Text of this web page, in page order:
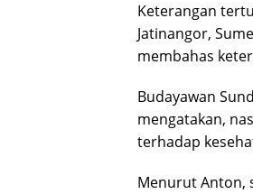
Keterangan
Jatinangor,
membahas
Budayawan
mengatakan,
terhadap
Menurut Anton,